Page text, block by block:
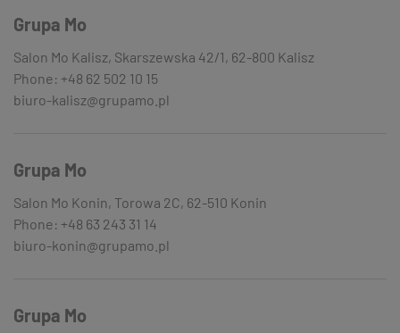
Grupa Mo
Salon Mo Kalisz, Skarszewska 42/1, 62-800 Kalisz
Phone: +48 62 502 10 15
biuro-kalisz@grupamo.pl
Grupa Mo
Salon Mo Konin, Torowa 2C, 62-510 Konin
Phone: +48 63 243 31 14
biuro-konin@grupamo.pl
Grupa Mo